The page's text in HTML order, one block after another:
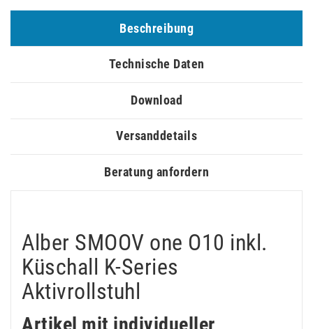
Beschreibung
Technische Daten
Download
Versanddetails
Beratung anfordern
Alber SMOOV one O10 inkl.
Küschall K-Series
Aktivrollstuhl
Artikel mit individueller